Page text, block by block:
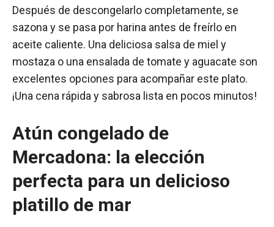
Después de descongelarlo completamente, se
sazona y se pasa por harina antes de freírlo en
aceite caliente. Una deliciosa salsa de miel y
mostaza o una ensalada de tomate y aguacate son
excelentes opciones para acompañar este plato.
¡Una cena rápida y sabrosa lista en pocos minutos!
Atún congelado de
Mercadona: la elección
perfecta para un delicioso
platillo de mar